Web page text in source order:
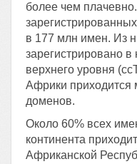
более чем
в 177 млн имен. Из
зарегистрировано
верхнего уровня
Африки приходится
доменов.
Около 60% всех
континента
Африканской